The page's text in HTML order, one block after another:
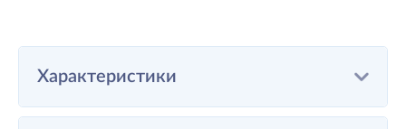
Характеристики